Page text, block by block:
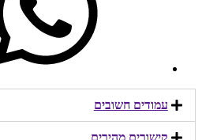
עמודים חשובים